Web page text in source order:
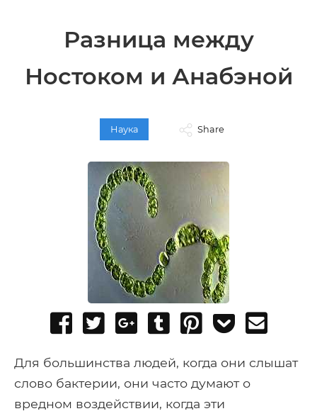
Разница между
Ностоком и Анабэной
Наука Share
Share
Facebook
Tweet
Share
Google+
Post
Tumblr
Pin
Add
Pocket
Для большинства людей, когда они слышат
слово бактерии, они часто думают о
вредном воздействии, когда эти